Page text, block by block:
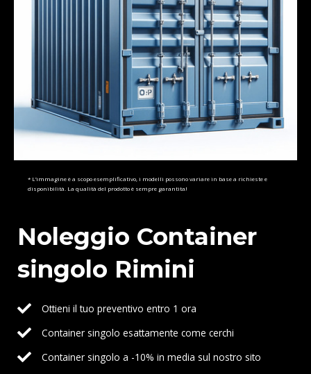
Noleggio Container
singolo Rimini
Ottieni il tuo preventivo entro 1 ora
Container singolo esattamente come cerchi
Container singolo a -10% in media sul nostro sito
* L’immagine è a scopo esemplificativo, i modelli possono variare in base a richieste e
disponibilità. La qualità del prodotto è sempre garantita!